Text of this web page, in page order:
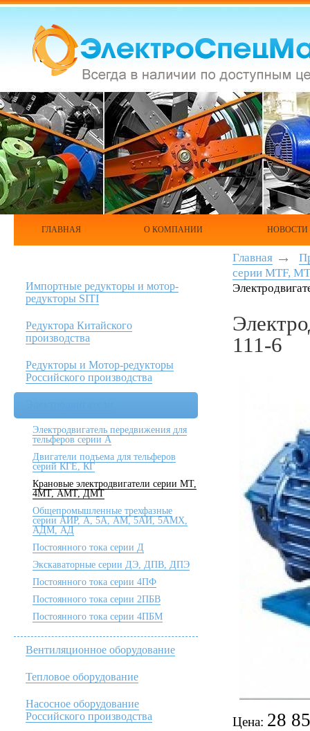
ГЛАВНАЯ О КОМПАНИИ НОВОСТИ
Импортные редукторы и мотор-
редукторы SITI
Редуктора Китайского
производства
Редукторы и Мотор-редукторы
Российского производства
Электродвигатель передвижения для
тельферов серии А
Двигатели подъема для тельферов
серий КГЕ, КГ
Крановые электродвигатели серии МТ,
4МТ, АМТ, ДМТ
Общепромышленные трехфазные
серии АИР, А, 5А, АМ, 5АИ, 5АМХ,
АДМ, АД
Постоянного тока серии Д
Экскаваторные серии ДЭ, ДПВ, ДПЭ
Постоянного тока серии 4ПФ
Постоянного тока серии 2ПБВ
Постоянного тока серии 4ПБМ
Вентиляционное оборудование
Тепловое оборудование
Насосное оборудование
Российского производства
Главная
серии МТF,
111-6
Цена: 28